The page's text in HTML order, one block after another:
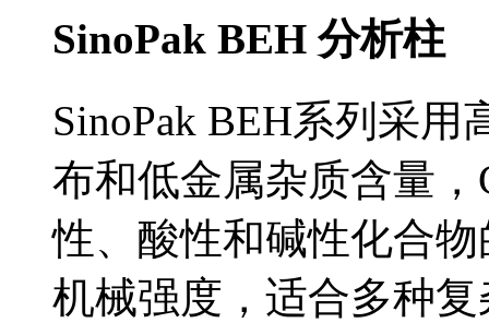
SinoPak BEH 分析柱
SinoPak BEH系列采
布和低金属杂质含量
性、酸性和碱性化合
机械强度，适合多种